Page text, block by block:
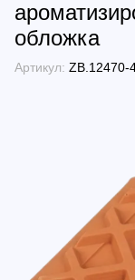
обложка
Артикул: ZB.12470-